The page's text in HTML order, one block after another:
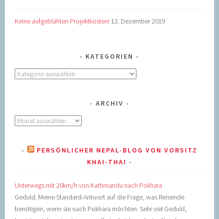
Keine aufgeblähten Projektkosten! 12. Dezember 2019
KATEGORIEN
Kategorien
ARCHIV
Archiv
PERSÖNLICHER NEPAL-BLOG VON VORSITZ
KHAI-THAI
Unterwegs mit 20km/h von Kathmandu nach Pokhara
Geduld. Meine Standard-Antwort auf die Frage, was Reisende
benötigen, wenn sie nach Pokhara möchten. Sehr viel Geduld,